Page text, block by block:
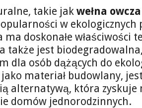
takie jak wełna owcza
w
ma doskonałe właściwości
także jest
dla osób dążących do
jako materiał budowlany,
alternatywą, która zyskuje
domów jednorodzinnych.